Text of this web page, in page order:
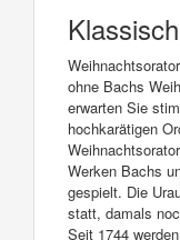
ohne Bachs
erwarten Sie
hochkarätigen
Werken Bachs
gespielt. Die
statt, damals
Seit 1744